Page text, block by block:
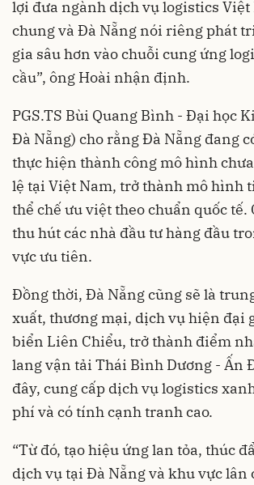
lợi đưa ngành dịch vụ logistics Việt
chung và Đà Nẵng nói riêng phát
gia sâu hơn vào chuỗi cung ứng
cầu”, ông Hoài nhận định.
PGS.TS Bùi Quang Bình - Đại học
Đà Nẵng) cho rằng Đà Nẵng đang
thực hiện thành công mô hình
lệ tại Việt Nam, trở thành mô hình
thể chế ưu việt theo chuẩn quốc tế.
thu hút các nhà đầu tư hàng đầu
vực ưu tiên.
Đồng thời, Đà Nẵng cũng sẽ là
xuất, thương mại, dịch vụ hiện đại
biển Liên Chiểu, trở thành điểm
lang vận tải Thái Bình Dương - Ấn
đây, cung cấp dịch vụ logistics
phí và có tính cạnh tranh cao.
“Từ đó, tạo hiệu ứng lan tỏa, thúc
dịch vụ tại Đà Nẵng và khu vực lân